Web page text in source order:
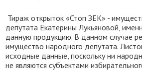
Тираж открыток «Стоп ЗЕК» -
депутата Екатерины Лукьяновой,
данную продукцию. В данном случае
имущество народного депутата.
исходные данные, поскольку ни
не являются субъектами